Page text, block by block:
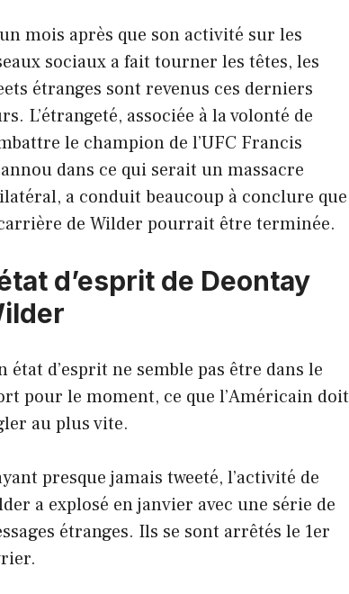
mois après que son activité sur les
sociaux a fait tourner les têtes, les
étranges sont revenus ces derniers
L’étrangeté, associée à la volonté de
le champion de l’UFC Francis
dans ce qui serait un massacre
a conduit beaucoup à conclure que
de Wilder pourrait être terminée.
d’esprit de Deontay
état d’esprit ne semble pas être dans le
pour le moment, ce que l’Américain doit
au plus vite.
presque jamais tweeté, l’activité de
a explosé en janvier avec une série de
étranges. Ils se sont arrêtés le 1er